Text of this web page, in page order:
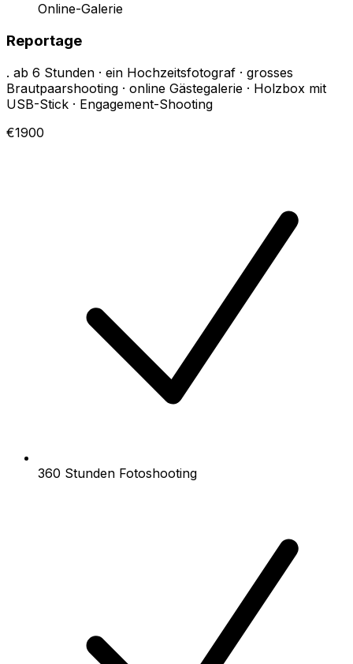
Online-Galerie
Reportage
. ab 6 Stunden · ein Hochzeitsfotograf · grosses
Brautpaarshooting · online Gästegalerie · Holzbox mit
USB-Stick · Engagement-Shooting
€1900
360 Stunden Fotoshooting